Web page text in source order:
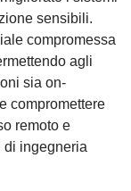
sensibili.
compromessa
agli
sia on-
compromettere
remoto e
di ingegneria